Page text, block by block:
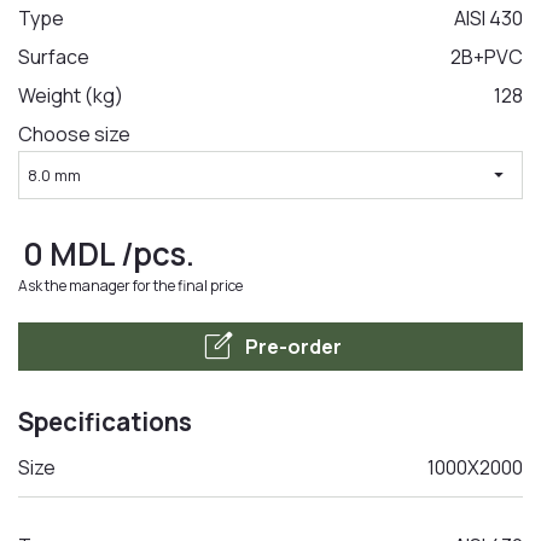
LA COMANDA
Type
AISI 430
Surface
2B+PVC
Weight (kg)
128
Choose size
8.0 mm arrow_drop_down
0 MDL/pcs.
Ask the manager for the final price
edit_square Pre-order
Specifications
Size 1000X2000